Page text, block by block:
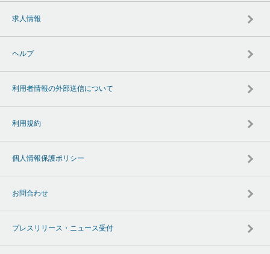
求人情報
ヘルプ
利用者情報の外部送信について
利用規約
個人情報保護ポリシー
お問合わせ
プレスリリース・ニュース受付